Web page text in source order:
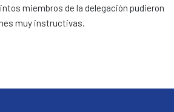
miembros de la delegación pudieron
muy instructivas.